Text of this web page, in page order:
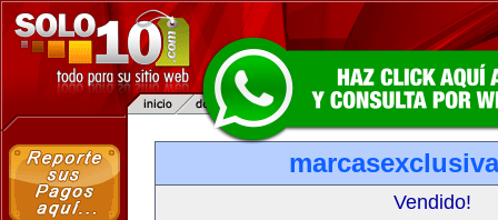
Vendido!